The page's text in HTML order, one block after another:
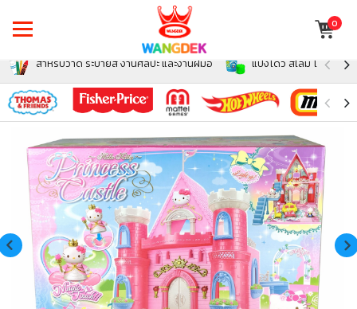
0
สำหรับวาด ระบายสี งานศิลปะ และงานฝีมือ แป้งโดว์ สไลม์ โฟม สำห